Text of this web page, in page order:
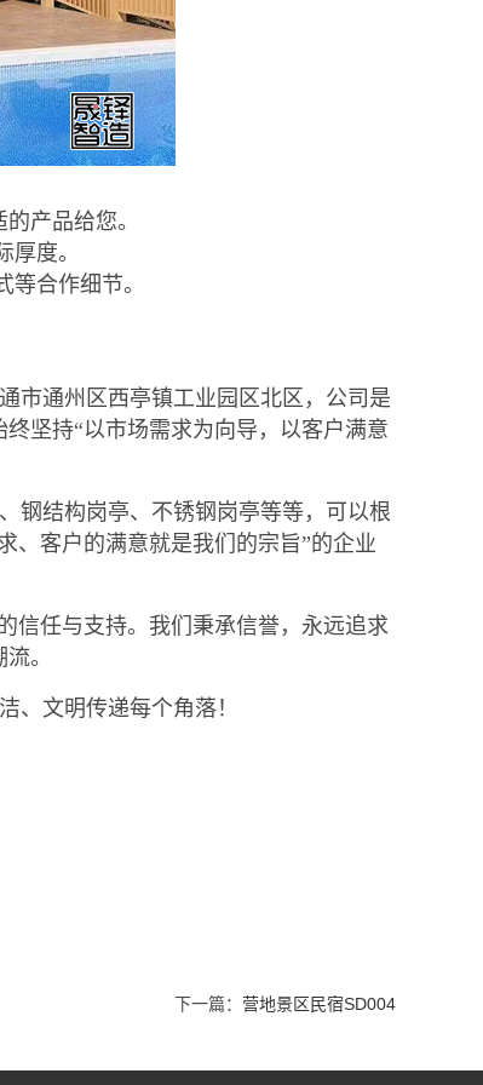
产品给您。
度。
合作细节。
市通州区西亭镇工业园区北区，公司是
坚持“以市场需求为向导，以客户满意
钢结构岗亭、不锈钢岗亭等等，可以根
、客户的满意就是我们的宗旨”的企业
信任与支持。我们秉承信誉，永远追求
。
、文明传递每个角落！
下一篇： 营地景区民宿SD004